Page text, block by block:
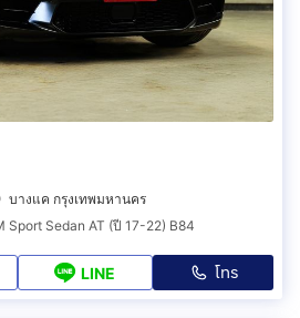
บางแค กรุงเทพมหานคร
Sport Sedan AT (ปี 17-22) B84
LINE โทร